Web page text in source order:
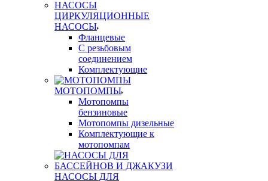
ЦИРКУЛЯЦИОННЫЕ
НАСОСЫ
Фланцевые
С резьбовым
соединением
Комплектующие
МОТОПОМПЫ
Мотопомпы
бензиновые
Мотопомпы дизельные
Комплектующие к
мотопомпам
НАСОСЫ ДЛЯ